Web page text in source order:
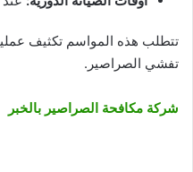
تتطلب هذه المواسم تكثيف
تفشي الصراصير.
شركة مكافحة الصراصير بالخبر